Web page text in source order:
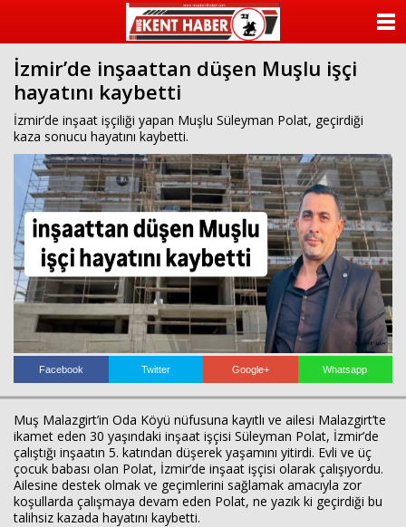
İzmir’de inşaattan düşen Muşlu işçi
hayatını kaybetti
İzmir’de inşaat işçiliği yapan Muşlu Süleyman Polat, geçirdiği
kaza sonucu hayatını kaybetti.
Facebook Twitter Google+ Whatsapp
Muş Malazgirt’in Oda Köyü nüfusuna kayıtlı ve ailesi Malazgirt’te
ikamet eden 30 yaşındaki inşaat işçisi Süleyman Polat, İzmir’de
çalıştığı inşaatın 5. katından düşerek yaşamını yitirdi. Evli ve üç
çocuk babası olan Polat, İzmir’de inşaat işçisi olarak çalışıyordu.
Ailesine destek olmak ve geçimlerini sağlamak amacıyla zor
koşullarda çalışmaya devam eden Polat, ne yazık ki geçirdiği bu
talihsiz kazada hayatını kaybetti.
ANASAYFA
KATEGORİLER
ANKETLER
FOTO GALERİ
VİDEO GALERİ
KÜNYE
İLETİŞİM